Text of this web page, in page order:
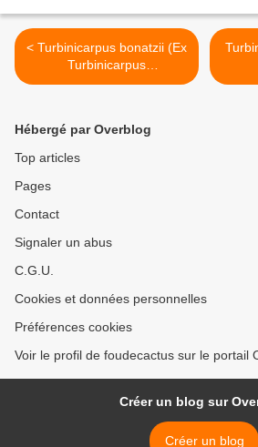
< Turbinicarpus bonatzii (Ex
Turbinicarpus
schmiedickeanus ssp.
Hébergé par Overblog
Top articles
Pages
Contact
Signaler un abus
C.G.U.
Cookies et données personnelles
Préférences cookies
Voir le profil de foudecactus sur le portail
Créer un blog sur
Créer un blog